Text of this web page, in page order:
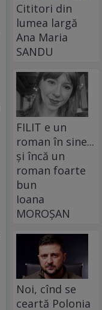
Cititori din
lumea largă
Ana Maria
SANDU
FILIT e un
roman în sine...
și încă un
roman foarte
bun
Ioana
MOROȘAN
Noi, cînd se
ceartă Polonia